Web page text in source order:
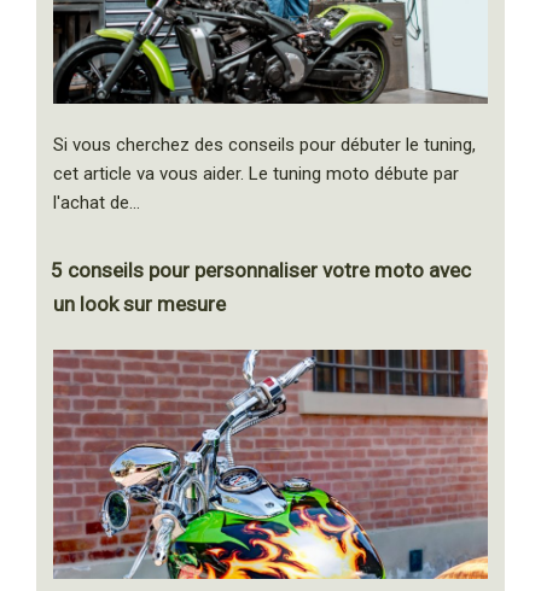
Si vous cherchez des conseils pour débuter le tuning,
cet article va vous aider. Le tuning moto débute par
l'achat de…
5 conseils pour personnaliser votre moto avec
un look sur mesure